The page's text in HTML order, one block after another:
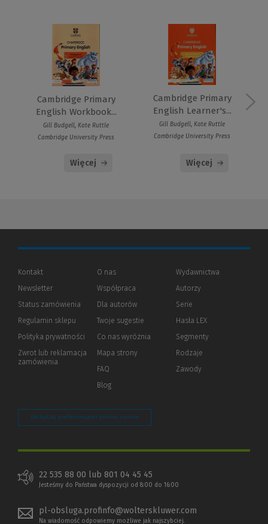
Cambridge Primary
English Workbook...
Gill Budgell, Kate Ruttle
Cambridge University Press
Więcej
Cambridge Primary
English Learner's...
Gill Budgell, Kate Ruttle
Cambridge University Press
Więcej
Kontakt
Newsletter
Status zamówienia
Regulamin sklepu
Polityka prywatności (Nowe
(Link
innej
Zwrot lub reklamacja
zamówienia
O nas
Współpraca
Dla autorów(Nowe
(Link
innej
Twoje sugestie
Co nas wyróżnia
Mapa strony
FAQ
Blog
Wydawnictwa
Autorzy
Serie
Hasła LEX
Segmenty
Rodzaje
Zawody
Zarządzaj preferencjami plików cookie
22 535 88 00 lub 801 04 45 45
Jesteśmy do Państwa dyspozycji od 8:00 do 16:00
pl-obsluga.profinfo@wolterskluwer.com
Na wiadomość odpowiemy możliwe jak najszybciej.